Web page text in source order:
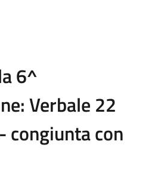
6^
Verbale 22
congiunta con